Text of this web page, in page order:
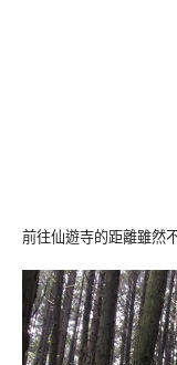
前往仙遊寺的距離雖然